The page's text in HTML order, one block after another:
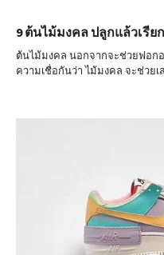
9 ต้นไม้มงคล ปลูกแล้วเรีย
ต้นไม้มงคล นอกจากจะช่วยฟอก
ความเชื่อกันว่า ไม้มงคล จะช่วยเ